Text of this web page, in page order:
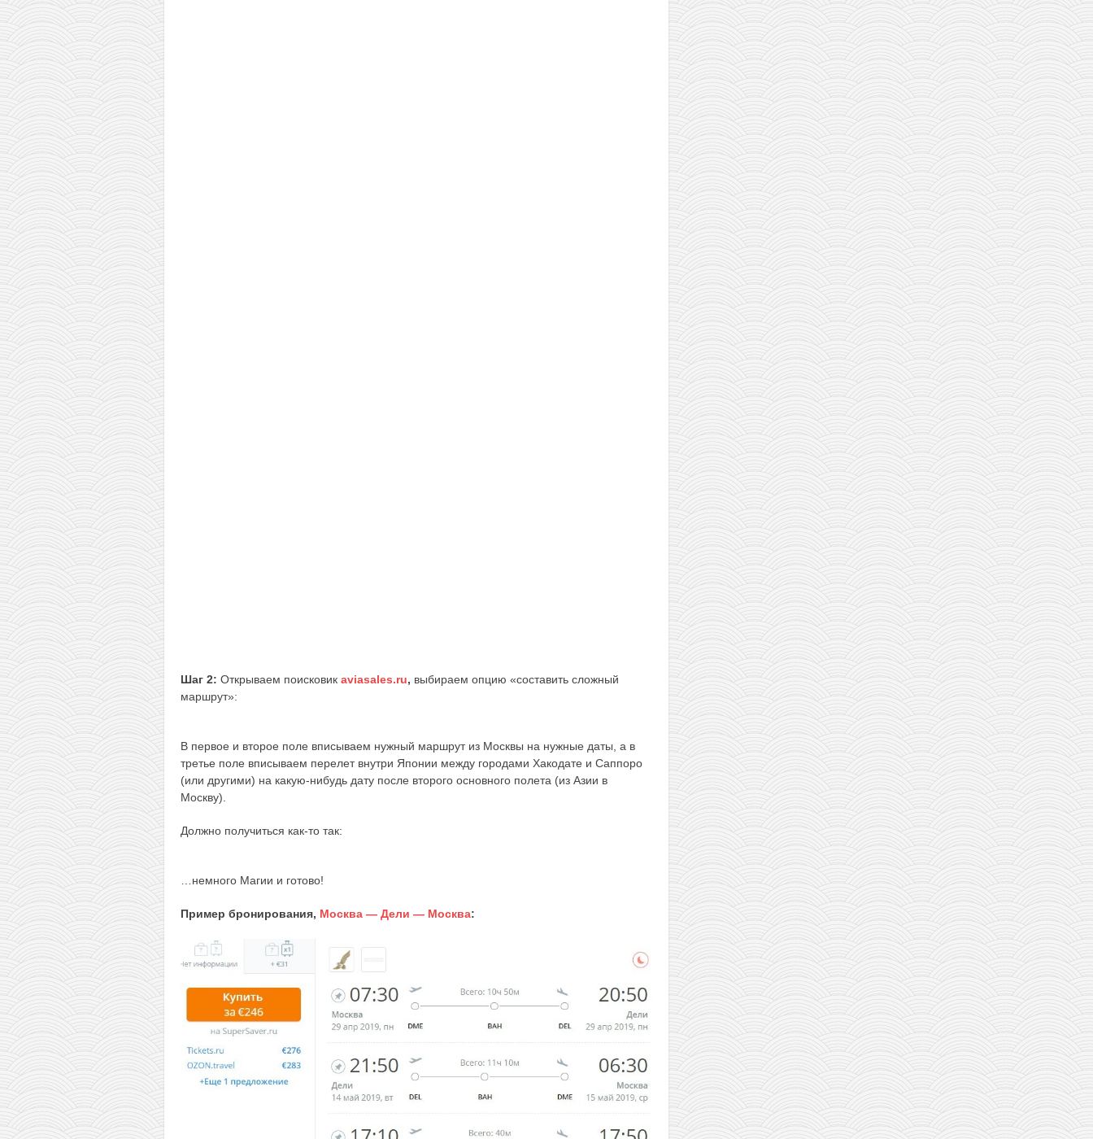
Шаг 2: Открываем поисковик aviasales.ru, выбираем опцию «составить сложный
маршрут»:
В первое и второе поле вписываем нужный маршрут из Москвы на нужные даты, а в
третье поле вписываем перелет внутри Японии между городами Хакодате и Саппоро
(или другими) на какую-нибудь дату после второго основного полета (из Азии в
Москву).
Должно получиться как-то так:
…немного Магии и готово!
Пример бронирования, Москва — Дели — Москва: